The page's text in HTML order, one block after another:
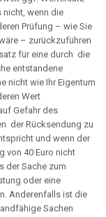
nicht, wenn die
Prüfung – wie Sie
– zurückzuführen
für eine durch die
entstandene
nicht wie Ihr Eigentum
Wert
Gefahr des
der Rücksendung zu
und wenn der
von 40 Euro nicht
der Sache zum
oder eine
Anderenfalls ist die
Sachen